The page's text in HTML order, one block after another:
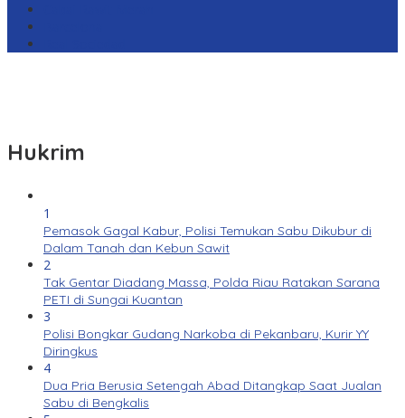
Hukrim
1
Pemasok Gagal Kabur, Polisi Temukan Sabu Dikubur di
Dalam Tanah dan Kebun Sawit
2
Tak Gentar Diadang Massa, Polda Riau Ratakan Sarana
PETI di Sungai Kuantan
3
Polisi Bongkar Gudang Narkoba di Pekanbaru, Kurir YY
Diringkus
4
Dua Pria Berusia Setengah Abad Ditangkap Saat Jualan
Sabu di Bengkalis